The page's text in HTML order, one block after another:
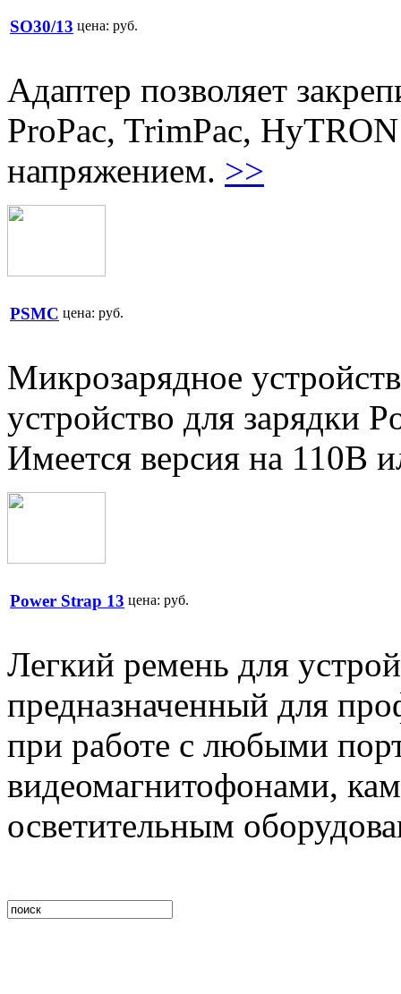
SO30/13 цена: руб.
Адаптер позволяет
ProPac, TrimPac,
напряжением. >>
PSMC цена: руб.
Микрозарядное
устройство для зарядки
Имеется версия на 110В
Power Strap 13 цена: руб.
Легкий ремень для
предназначенный для
при работе с любыми
видеомагнитофонами,
осветительным